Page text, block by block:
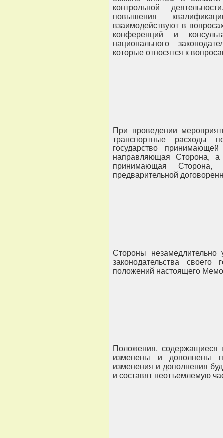
контрольной
повышения
взаимодействуют в
конференций и
национального
которые относятся к
При проведении
транспортные расходы
государство
направляющая Сторона,
принимающая Сторона,
предварительной
Стороны незамедлительно
законодательства своего
положений настоящего
Положения, содержащиеся
изменены и дополнены
изменения и дополнения
и составят неотъемлемую